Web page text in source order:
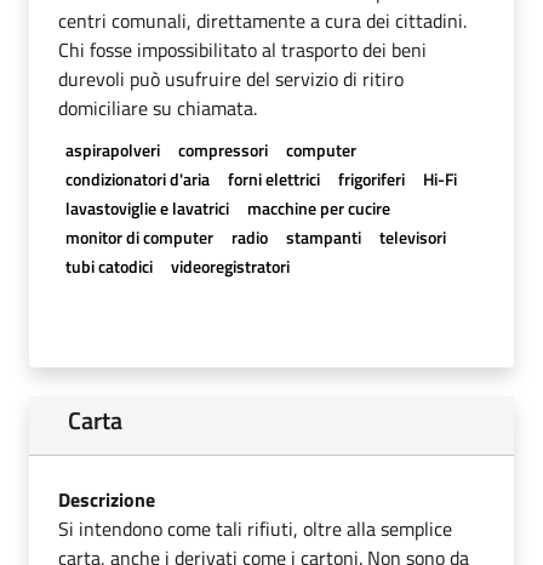
centri comunali, direttamente a cura dei cittadini.
Chi fosse impossibilitato al trasporto dei beni
durevoli può usufruire del servizio di ritiro
domiciliare su chiamata.
aspirapolveri compressori
computer
condizionatori d'aria
forni elettrici frigoriferi
Hi-Fi
lavastoviglie e lavatrici
macchine per cucire
monitor di computer
radio stampanti
televisori
tubi catodici
videoregistratori
Carta
Descrizione
Si intendono come tali rifiuti, oltre alla semplice
carta, anche i derivati come i cartoni. Non sono da